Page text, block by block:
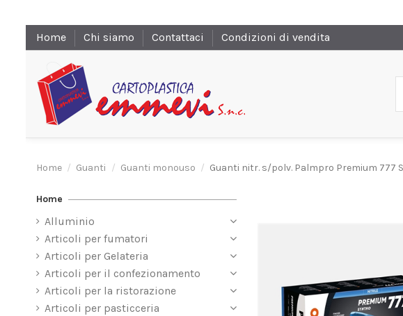
Home Chi siamo Contattaci Condizioni di vendita
Home Guanti Guanti monouso Guanti nitr. s/polv. Palmpro Premium 777
Home
Alluminio
Articoli per fumatori
Articoli per Gelateria
Articoli per il confezionamento
Articoli per la ristorazione
Articoli per pasticceria